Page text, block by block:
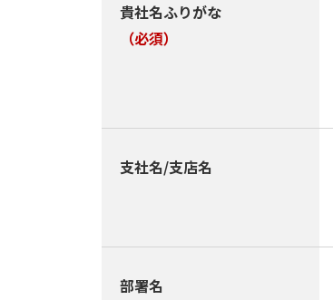
貴社名ふりがな
（必須）
支社名/支店名
部署名